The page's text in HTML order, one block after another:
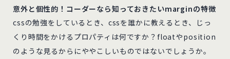
意外と個性的！コーダーなら知っておきたいmarginの特徴
cssの勉強をしているとき、cssを誰かに教えるとき、じっ
くり時間をかけるプロパティは何ですか？floatやposition
のような見るからにややこしいものではないでしょうか。